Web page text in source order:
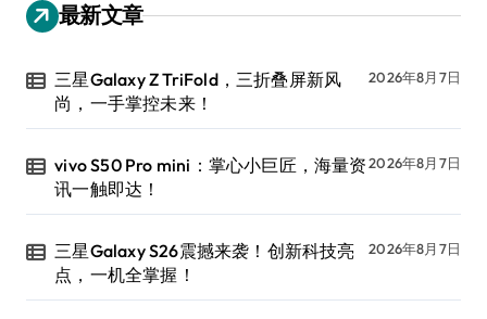
最新文章
三星Galaxy Z TriFold，三折叠屏新风
尚，一手掌控未来！
2026年8月7日
vivo S50 Pro mini：掌心小巨匠，海量资
讯一触即达！
2026年8月7日
三星Galaxy S26震撼来袭！创新科技亮
点，一机全掌握！
2026年8月7日